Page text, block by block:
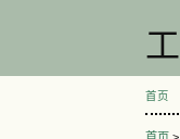
首页